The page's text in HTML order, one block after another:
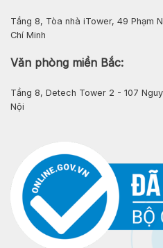
Tầng 8, Tòa nhà iTower, 49 Phạm
Chí Minh
Văn phòng miền Bắc:
Tầng 8, Detech Tower 2 - 107
Nội